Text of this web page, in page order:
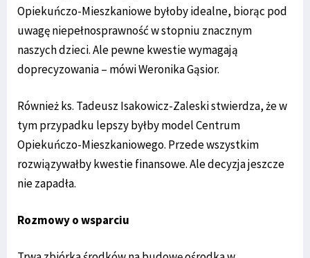
Opiekuńczo-Mieszkaniowe byłoby idealne, biorąc pod
uwagę niepełnosprawność w stopniu znacznym
naszych dzieci. Ale pewne kwestie wymagają
doprecyzowania – mówi Weronika Gąsior.
Również ks. Tadeusz Isakowicz-Zaleski stwierdza, że w
tym przypadku lepszy byłby model Centrum
Opiekuńczo-Mieszkaniowego. Przede wszystkim
rozwiązywałby kwestie finansowe. Ale decyzja jeszcze
nie zapadła.
Rozmowy o wsparciu